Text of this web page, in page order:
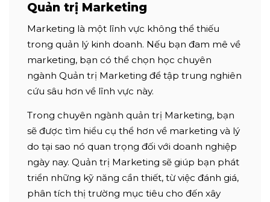
Quản trị Marketing
Marketing là một lĩnh vực không thể thiếu
trong quản lý kinh doanh. Nếu bạn đam mê về
marketing, bạn có thể chọn học chuyên
ngành Quản trị Marketing để tập trung nghiên
cứu sâu hơn về lĩnh vực này.
Trong chuyên ngành quản trị Marketing, bạn
sẽ được tìm hiểu cụ thể hơn về marketing và lý
do tại sao nó quan trọng đối với doanh nghiệp
ngày nay. Quản trị Marketing sẽ giúp bạn phát
triển những kỹ năng cần thiết, từ việc đánh giá,
phân tích thị trường mục tiêu cho đến xây